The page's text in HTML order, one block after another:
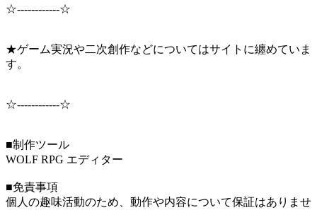
☆------------☆
★ゲーム実況や二次創作などについてはサイトに纏めていま
す。
☆------------☆
■制作ツール
WOLF RPG エディター
■免責事項
個人の趣味活動のため、動作や内容について保証はありませ